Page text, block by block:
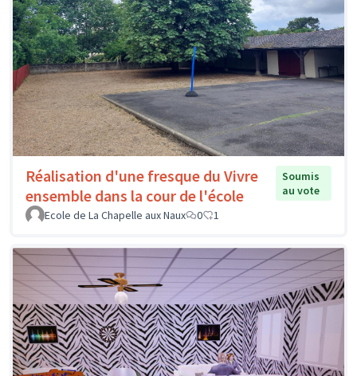
Réalisation d'une fresque du Vivre
ensemble dans la cour de l'école
Soumis
au vote
Ecole de La Chapelle aux Naux
0 1